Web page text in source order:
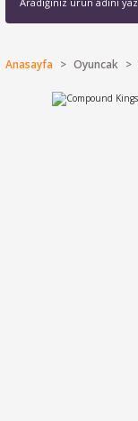
Anasayfa Oyuncak